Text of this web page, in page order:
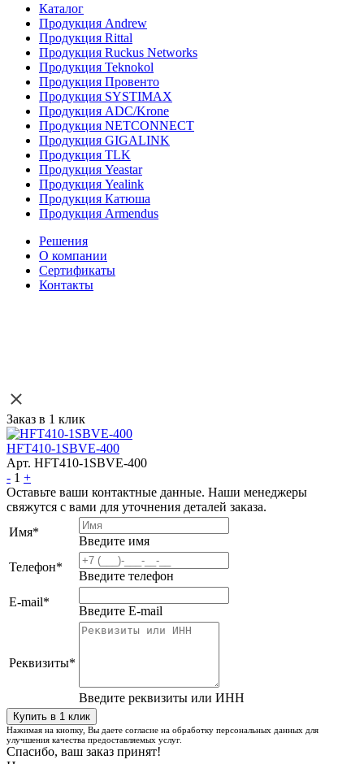
Каталог
Продукция Andrew
Продукция Rittal
Продукция Ruckus Networks
Продукция Teknokol
Продукция Провенто
Продукция SYSTIMAX
Продукция ADC/Krone
Продукция NETCONNECT
Продукция GIGALINK
Продукция TLK
Продукция Yeastar
Продукция Yealink
Продукция Катюша
Продукция Armendus
Решения
О компании
Сертификаты
Контакты
Заказ в 1 клик
HFT410-1SBVE-400
Арт. HFT410-1SBVE-400
- 1 +
Оставьте ваши контактные данные. Наши менеджеры
свяжутся с вами для уточнения деталей заказа.
Имя*
Введите имя
Телефон*
Введите телефон
E-mail*
Введите E-mail
Реквизиты*
Введите реквизиты или ИНН
Нажимая на кнопку, Вы даете согласие на обработку персональных данных для
улучшения качества предоставляемых услуг.
Спасибо, ваш заказ принят!